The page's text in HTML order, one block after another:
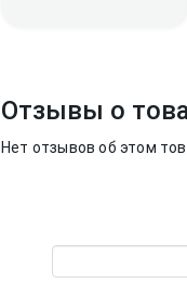
Отзывы о
Нет отзывов об этом